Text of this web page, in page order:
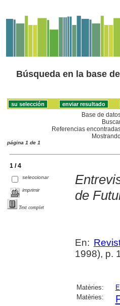
Búsqueda en la base
Base de
Referencias
página 1 de 1
1 / 4
seleccionar
imprimir
Text complet
de
En:
1998), p.
Matèries:
Matèries: